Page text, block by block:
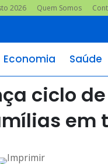
2026 Quem Somos
Economia Saúde
ciclo
em